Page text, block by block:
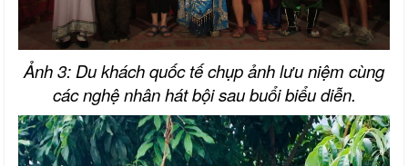
Ảnh 3: Du khách quốc tế chụp ảnh lưu niệm cùng
các nghệ nhân hát bội sau buổi biểu diễn.